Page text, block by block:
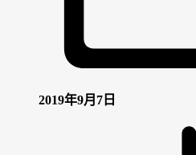
2019年9月7日